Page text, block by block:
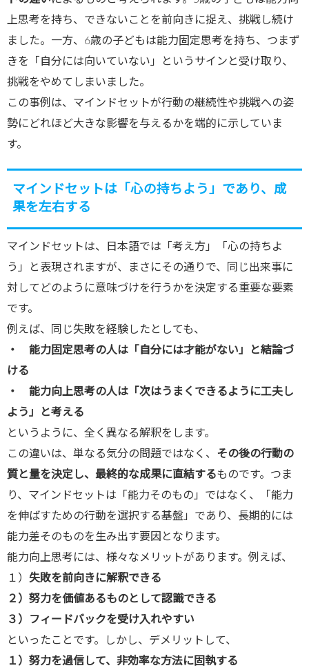
上思考を持ち、できないことを前向きに捉え、挑戦し続け
ました。一方、6歳の子どもは能力固定思考を持ち、つまず
きを「自分には向いていない」というサインと受け取り、
挑戦をやめてしまいました。
この事例は、マインドセットが行動の継続性や挑戦への姿
勢にどれほど大きな影響を与えるかを端的に示していま
す。
マインドセットは「心の持ちよう」であり、成
果を左右する
マインドセットは、日本語では「考え方」「心の持ちよ
う」と表現されますが、まさにその通りで、同じ出来事に
対してどのように意味づけを行うかを決定する重要な要素
です。
例えば、同じ失敗を経験したとしても、
・ 能力固定思考の人は「自分には才能がない」と結論づ
ける
・ 能力向上思考の人は「次はうまくできるように工夫し
よう」と考える
というように、全く異なる解釈をします。
この違いは、単なる気分の問題ではなく、 その後の行動の
質と量を決定し、最終的な成果に直結するものです。つま
り、マインドセットは「能力そのもの」ではなく、「能力
を伸ばすための行動を選択する基盤」であり、長期的には
能力差そのものを生み出す要因となります。
能力向上思考には、様々なメリットがあります。例えば、
１） 失敗を前向きに解釈できる
２）努力を価値あるものとして認識できる
３）フィードバックを受け入れやすい
といったことです。しかし、デメリットして、
１）努力を過信して、非効率な方法に固執する